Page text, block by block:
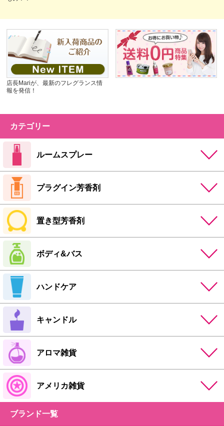
店長Mariが、最新のフレグランス情
報を発信！
カテゴリー
ルームスプレー
プラグイン芳香剤
置き型芳香剤
ボディ&バス
ハンドケア
キャンドル
アロマ雑貨
アメリカ雑貨
ブランド一覧